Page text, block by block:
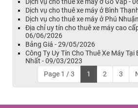
Dịch vụ cho thuê xe máy ở Gò Vấp -
Dịch vụ cho thuê xe máy ở Bình
Dịch vụ cho thuê xe máy ở Phú
Địa chỉ uy tín cho thuê xe máy cao
06/06/2026
Bảng Giá - 29/05/2026
Công Ty Uy Tín Cho Thuê Xe Máy Tại
Nhất - 09/03/2023
Page 1 / 3
1 2 3